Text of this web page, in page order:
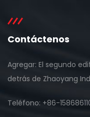
Contáctenos
Agregar: El segundo
detrás de Zhaoyang
Teléfono: +86-